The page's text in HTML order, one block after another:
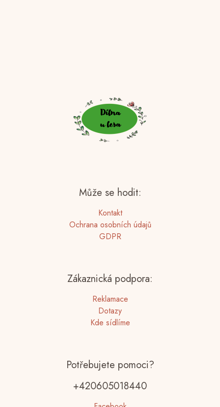
Může se hodit:
Kontakt
Ochrana osobních údajů
GDPR
Zákaznická podpora:
Reklamace
Dotazy
Kde sídlíme
Potřebujete pomoci?
+420605018440